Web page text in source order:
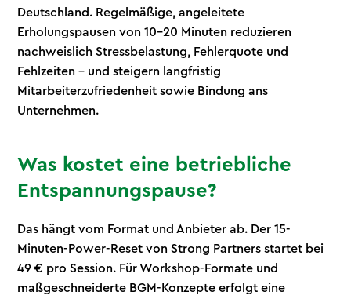
Deutschland. Regelmäßige, angeleitete
Erholungspausen von 10–20 Minuten reduzieren
nachweislich Stressbelastung, Fehlerquote und
Fehlzeiten – und steigern langfristig
Mitarbeiterzufriedenheit sowie Bindung ans
Unternehmen.
Was kostet eine betriebliche
Entspannungspause?
Das hängt vom Format und Anbieter ab. Der 15-
Minuten-Power-Reset von Strong Partners startet bei
49 € pro Session. Für Workshop-Formate und
maßgeschneiderte BGM-Konzepte erfolgt eine